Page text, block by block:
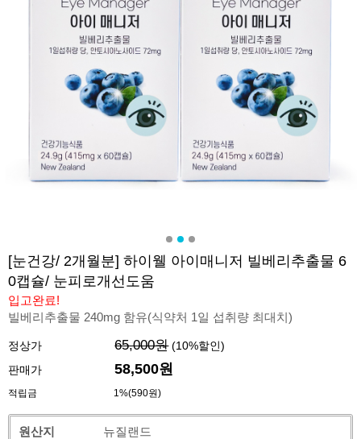
[눈건강/ 2개월분] 하이웰 아이매니저 빌베리추출물 6
0캡슐/ 눈피로개선도움
입고완료!
빌베리추출물 240mg 함유(식약처 1일 섭취량 최대치)
정상가 65,000원 (10%할인)
판매가
58,500원
적립금 1%(590원)
원산지
뉴질랜드